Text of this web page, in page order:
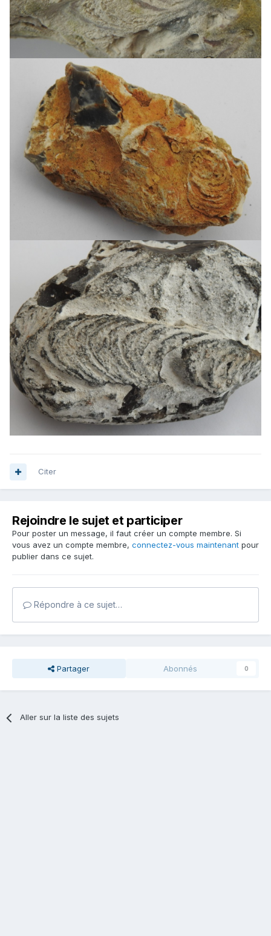
Citer
Rejoindre le sujet et participer
Pour poster un message, il faut créer un compte membre. Si
vous avez un compte membre, connectez-vous maintenant pour
publier dans ce sujet.
Répondre à ce sujet…
Partager Abonnés 0
Aller sur la liste des sujets